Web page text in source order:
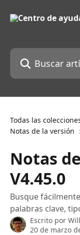
Buscar artículos...
Todas las
Notas de la versión
Notas
V4.45.0
Busque
palabras clave,
Escrito por
20 de marzo